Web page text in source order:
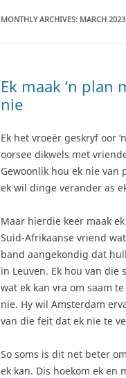
MONTHLY ARCHIVES: MARCH 2023
Ek maak ‘n plan
nie
Ek het vroeër geskryf oor
oorsee dikwels met
Gewoonlik hou ek nie van
ek wil dinge verander as
Maar hierdie keer maak
Suid-Afrikaanse vriend
band aangekondig dat
in Leuven. Ek hou van
wat ek kan vra om saam
nie. Hy wil Amsterdam
van die feit dat ek nie te
So soms is dit net beter
ek kan. Dis hoekom ek en